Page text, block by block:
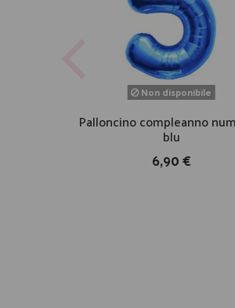
Non disponibile
Palloncino compleanno
blu
6,90 €